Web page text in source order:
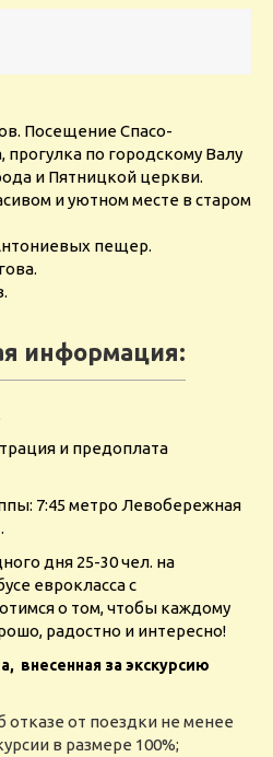
Посещение Спасо-
по городскому Валу
и Пятницкой церкви.
и уютном месте в старом
пещер.
информация:
и предоплата
7:45 метро Левобережная
дня 25-30 чел. на
еврокласса с
о том, чтобы каждому
радостно и интересно!
внесенная за экскурсию
отказе от поездки не менее
в размере 100%;